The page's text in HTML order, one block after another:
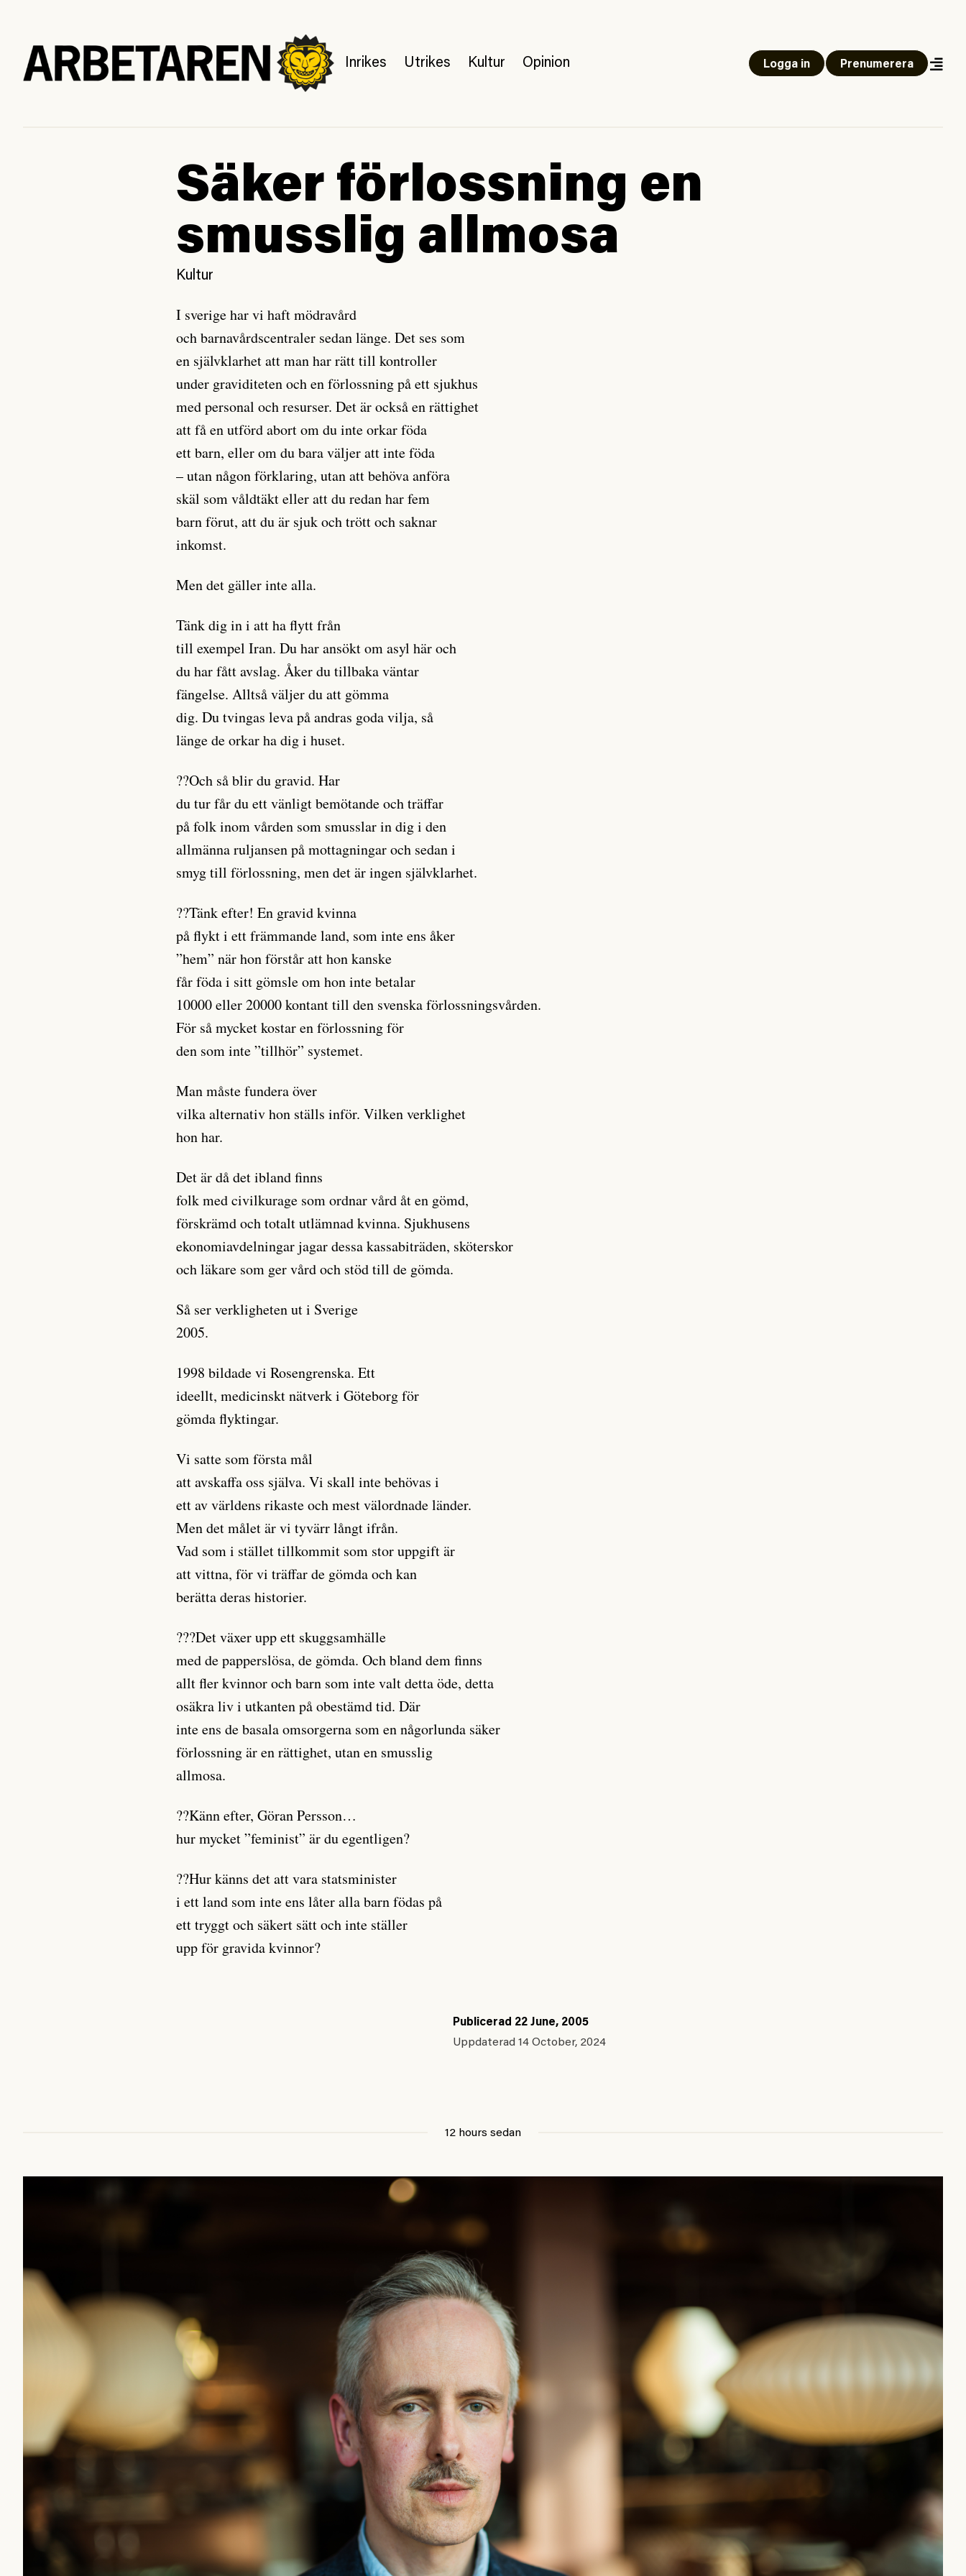
Inrikes Utrikes Kultur Opinion Logga in Prenumerera
Säker förlossning en
smusslig allmosa
Kultur
I sverige har vi haft mödravård
och barnavårdscentraler sedan länge. Det ses som
en självklarhet att man har rätt till kontroller
under graviditeten och en förlossning på ett sjukhus
med personal och resurser. Det är också en rättighet
att få en utförd abort om du inte orkar föda
ett barn, eller om du bara väljer att inte föda
– utan någon förklaring, utan att behöva anföra
skäl som våldtäkt eller att du redan har fem
barn förut, att du är sjuk och trött och saknar
inkomst.
Men det gäller inte alla.
Tänk dig in i att ha flytt från
till exempel Iran. Du har ansökt om asyl här och
du har fått avslag. Åker du tillbaka väntar
fängelse. Alltså väljer du att gömma
dig. Du tvingas leva på andras goda vilja, så
länge de orkar ha dig i huset.
??Och så blir du gravid. Har
du tur får du ett vänligt bemötande och träffar
på folk inom vården som smusslar in dig i den
allmänna ruljansen på mottagningar och sedan i
smyg till förlossning, men det är ingen självklarhet.
??Tänk efter! En gravid kvinna
på flykt i ett främmande land, som inte ens åker
”hem” när hon förstår att hon kanske
får föda i sitt gömsle om hon inte betalar
10000 eller 20000 kontant till den svenska förlossningsvården.
För så mycket kostar en förlossning för
den som inte ”tillhör” systemet.
Man måste fundera över
vilka alternativ hon ställs inför. Vilken verklighet
hon har.
Det är då det ibland finns
folk med civilkurage som ordnar vård åt en gömd,
förskrämd och totalt utlämnad kvinna. Sjukhusens
ekonomiavdelningar jagar dessa kassabiträden, sköterskor
och läkare som ger vård och stöd till de gömda.
Så ser verkligheten ut i Sverige
2005.
1998 bildade vi Rosengrenska. Ett
ideellt, medicinskt nätverk i Göteborg för
gömda flyktingar.
Vi satte som första mål
att avskaffa oss själva. Vi skall inte behövas i
ett av världens rikaste och mest välordnade länder.
Men det målet är vi tyvärr långt ifrån.
Vad som i stället tillkommit som stor uppgift är
att vittna, för vi träffar de gömda och kan
berätta deras historier.
???Det växer upp ett skuggsamhälle
med de papperslösa, de gömda. Och bland dem finns
allt fler kvinnor och barn som inte valt detta öde, detta
osäkra liv i utkanten på obestämd tid. Där
inte ens de basala omsorgerna som en någorlunda säker
förlossning är en rättighet, utan en smusslig
allmosa.
??Känn efter, Göran Persson…
hur mycket ”feminist” är du egentligen?
??Hur känns det att vara statsminister
i ett land som inte ens låter alla barn födas på
ett tryggt och säkert sätt och inte ställer
upp för gravida kvinnor?
Publicerad 22 June, 2005
Uppdaterad 14 October, 2024
12 hours sedan